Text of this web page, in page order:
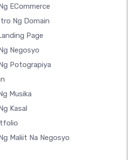
ECommerce
Ng Domain
Page
Negosyo
Potograpiya
Musika
Kasal
Maliit Na Negosyo